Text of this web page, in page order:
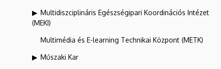
Multidiszciplináris Egészségipari Koordinációs Intézet
(MEKI)
Multimédia és E-learning Technikai Központ (METK)
Műszaki Kar